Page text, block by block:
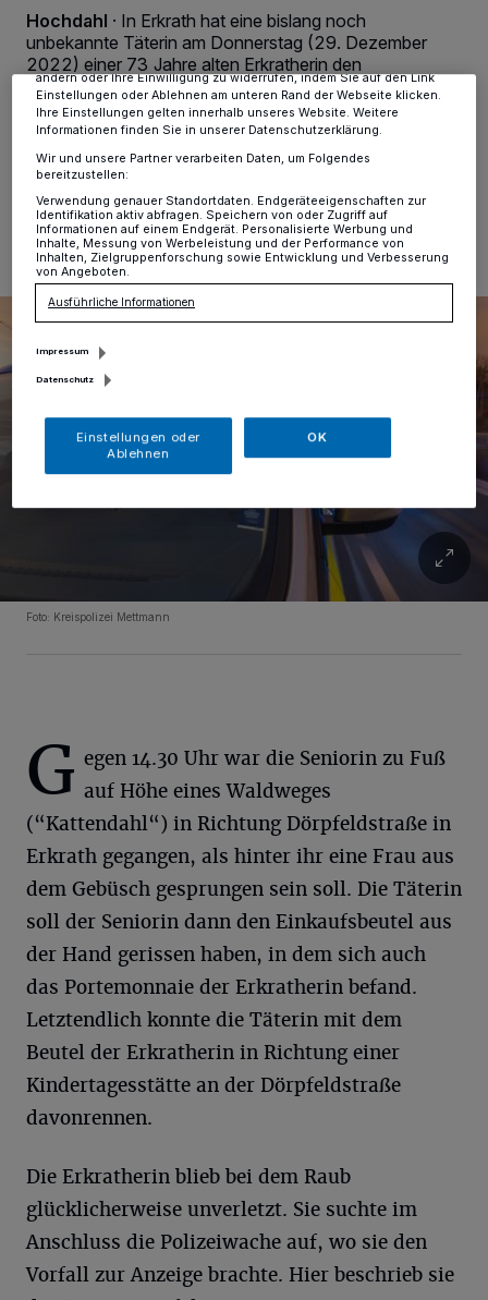
Hochdahl · In Erkrath hat eine bislang noch
unbekannte Täterin am Donnerstag (29. Dezember
2022) einer 73 Jahre alten Erkratherin den
Einkaufsbeutel entwendet. Die Polizei ermittelt und
bittet um Zeugenhinweise.
03.01.2023 , 13:12 Uhr Eine Minute Lesezeit
Foto: Kreispolizei Mettmann
G egen 14.30 Uhr war die Seniorin zu Fuß
auf Höhe eines Waldweges
(“Kattendahl“) in Richtung Dörpfeldstraße in
Erkrath gegangen, als hinter ihr eine Frau aus
dem Gebüsch gesprungen sein soll. Die Täterin
soll der Seniorin dann den Einkaufsbeutel aus
der Hand gerissen haben, in dem sich auch
das Portemonnaie der Erkratherin befand.
Letztendlich konnte die Täterin mit dem
Beutel der Erkratherin in Richtung einer
Kindertagesstätte an der Dörpfeldstraße
davonrennen.
Die Erkratherin blieb bei dem Raub
glücklicherweise unverletzt. Sie suchte im
Anschluss die Polizeiwache auf, wo sie den
Vorfall zur Anzeige brachte. Hier beschrieb sie
Zwecke. Wenn Tracker deaktiviert sind, sind manche Inhalte und
Anzeigen möglicherweise nicht mehr so relevant für Sie. Sie können
dieses Menü jederzeit wieder aufrufen, um Ihre Einstellungen zu
ändern oder Ihre Einwilligung zu widerrufen, indem Sie auf den Link
Einstellungen oder Ablehnen am unteren Rand der Webseite klicken.
Ihre Einstellungen gelten innerhalb unseres Website. Weitere
Informationen finden Sie in unserer Datenschutzerklärung.
Wir und unsere Partner verarbeiten Daten, um Folgendes
bereitzustellen:
Verwendung genauer Standortdaten. Endgeräteeigenschaften zur
Identifikation aktiv abfragen. Speichern von oder Zugriff auf
Informationen auf einem Endgerät. Personalisierte Werbung und
Inhalte, Messung von Werbeleistung und der Performance von
Inhalten, Zielgruppenforschung sowie Entwicklung und Verbesserung
von Angeboten.
Ausführliche Informationen
Impressum
Datenschutz
Einstellungen oder
Ablehnen
OK